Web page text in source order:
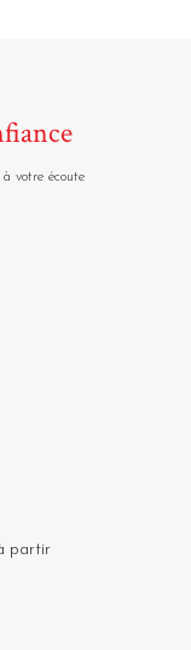
à votre écoute
partir